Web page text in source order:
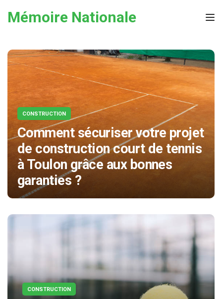
Mémoire Nationale
CONSTRUCTION
Comment sécuriser votre projet
de construction court de tennis
à Toulon grâce aux bonnes
garanties ?
CONSTRUCTION